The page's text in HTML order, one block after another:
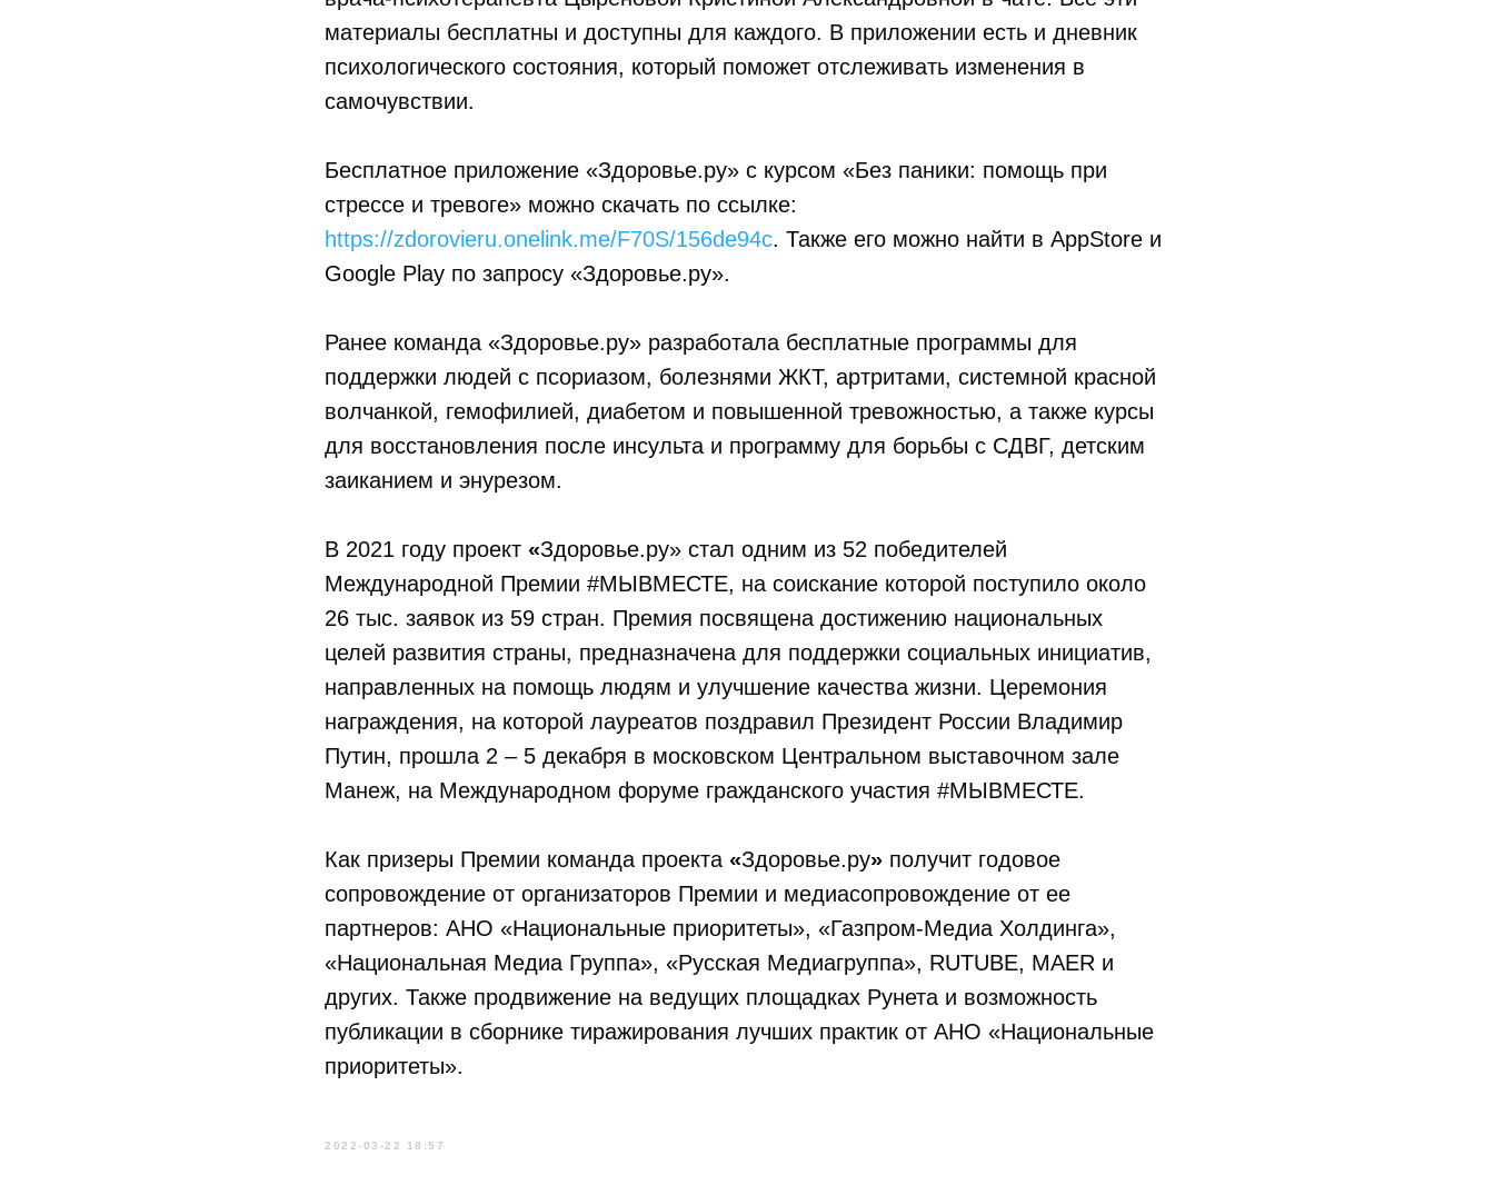
материалы бесплатны и доступны для каждого. В приложении есть и дневник
психологического состояния, который поможет отслеживать изменения в
самочувствии.
Бесплатное приложение «Здоровье.ру» с курсом «Без паники: помощь при
стрессе и тревоге» можно скачать по ссылке:
https://zdorovieru.onelink.me/F70S/156de94c. Также его можно найти в AppStore и
Google Play по запросу «Здоровье.ру».
Ранее команда «Здоровье.ру» разработала бесплатные программы для
поддержки людей с псориазом, болезнями ЖКТ, артритами, системной красной
волчанкой, гемофилией, диабетом и повышенной тревожностью, а также курсы
для восстановления после инсульта и программу для борьбы с СДВГ, детским
заиканием и энурезом.
В 2021 году проект «Здоровье.ру» стал одним из 52 победителей
Международной Премии #МЫВМЕСТЕ, на соискание которой поступило около
26 тыс. заявок из 59 стран. Премия посвящена достижению национальных
целей развития страны, предназначена для поддержки социальных инициатив,
направленных на помощь людям и улучшение качества жизни. Церемония
награждения, на которой лауреатов поздравил Президент России Владимир
Путин, прошла 2 – 5 декабря в московском Центральном выставочном зале
Манеж, на Международном форуме гражданского участия #МЫВМЕСТЕ.
Как призеры Премии команда проекта «Здоровье.ру» получит годовое
сопровождение от организаторов Премии и медиасопровождение от ее
партнеров: АНО «Национальные приоритеты», «Газпром-Медиа Холдинга»,
«Национальная Медиа Группа», «Русская Медиагруппа», RUTUBE, MAER и
других. Также продвижение на ведущих площадках Рунета и возможность
публикации в сборнике тиражирования лучших практик от АНО «Национальные
приоритеты».
2022-03-22 18:57